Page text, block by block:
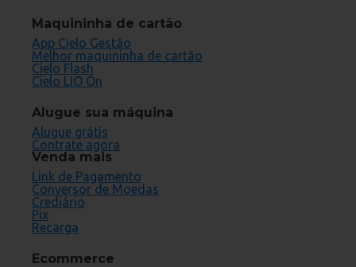
Maquininha de cartão
App Cielo Gestão
Melhor maquininha de cartão
Cielo Flash
Cielo LIO On
Alugue sua máquina
Alugue grátis
Contrate agora
Venda mais
Link de Pagamento
Conversor de Moedas
Crediário
Pix
Recarga
Ecommerce